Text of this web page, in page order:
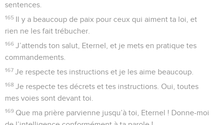
sentences.
165 Il y a beaucoup de paix pour ceux qui aiment ta loi, et
rien ne les fait trébucher.
166 J’attends ton salut, Eternel, et je mets en pratique tes
commandements.
167 Je respecte tes instructions et je les aime beaucoup.
168 Je respecte tes décrets et tes instructions. Oui, toutes
mes voies sont devant toi.
169 Que ma prière parvienne jusqu’à toi, Eternel ! Donne-moi